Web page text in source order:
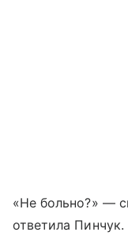
«Не больно?» —
ответила Пинчук.